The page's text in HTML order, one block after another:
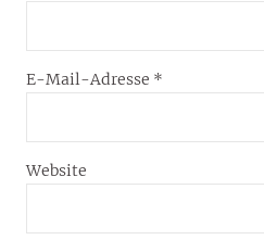
E-Mail-Adresse *
Website